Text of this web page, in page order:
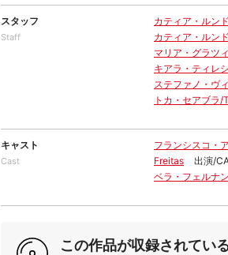
スタッフ
Staff
カティア・ルン
カティア・ルン
マリア・グラツ
キアラ・ティレ
ステファノ・ヴ
トカ・セアブラ/
キャスト
Cast
フランシスコ・
Freitas
出演/
ベラ・フェルナ
この作品が収録されてい